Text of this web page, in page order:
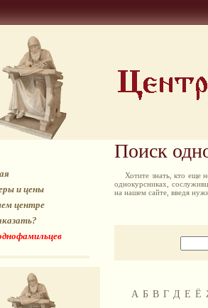
и цены
центре
Поиск
Хотите знать, кто еще
однокурсниках,
на нашем сайте, введя
А Б В Г Д Е Ё